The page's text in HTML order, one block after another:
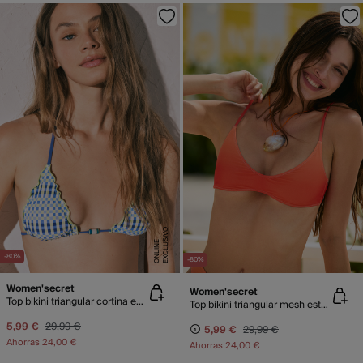
-80% E
X
C
L
U
SI
V
O
O
N
LI
N
E
Women'secret
Top bikini triangular cortina estampado geométrico
5,99 € 29,99 €
Ahorras24,00 €
-80%
Women'secret
Top bikini triangular mesh estampado degradado
5,99 € 29,99 €
Ahorras24,00 €